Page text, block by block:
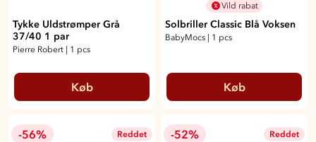
Tykke Uldstrømper Grå
37/40 1 par
Pierre Robert 1 pcs
Køb
Vild rabat
Solbriller Classic Blå Voksen
BabyMocs 1 pcs
Køb
-56% Reddet -52% Reddet